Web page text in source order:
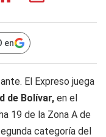
en
El Expreso juega
de Bolívar, en el
19 de la Zona A de
categoría del